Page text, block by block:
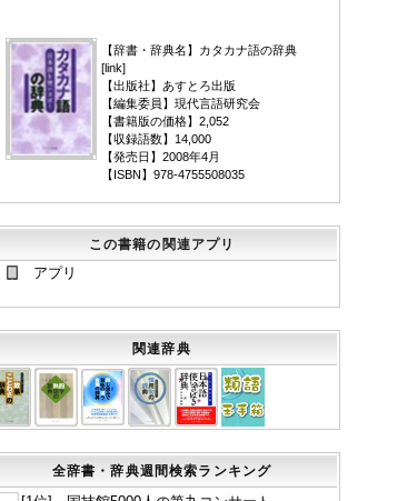
【辞書・辞典名】カタカナ語の辞典
[link]
【出版社】あすとろ出版
【編集委員】現代言語研究会
【書籍版の価格】2,052
【収録語数】14,000
【発売日】2008年4月
【ISBN】978-4755508035
この書籍の関連アプリ
アプリ
関連辞典
全辞書・辞典週間検索ランキング